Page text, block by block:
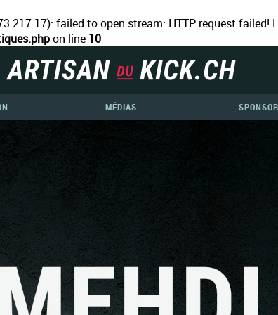
failed to open stream: HTTP request failed!
on line 10
MÉDIAS